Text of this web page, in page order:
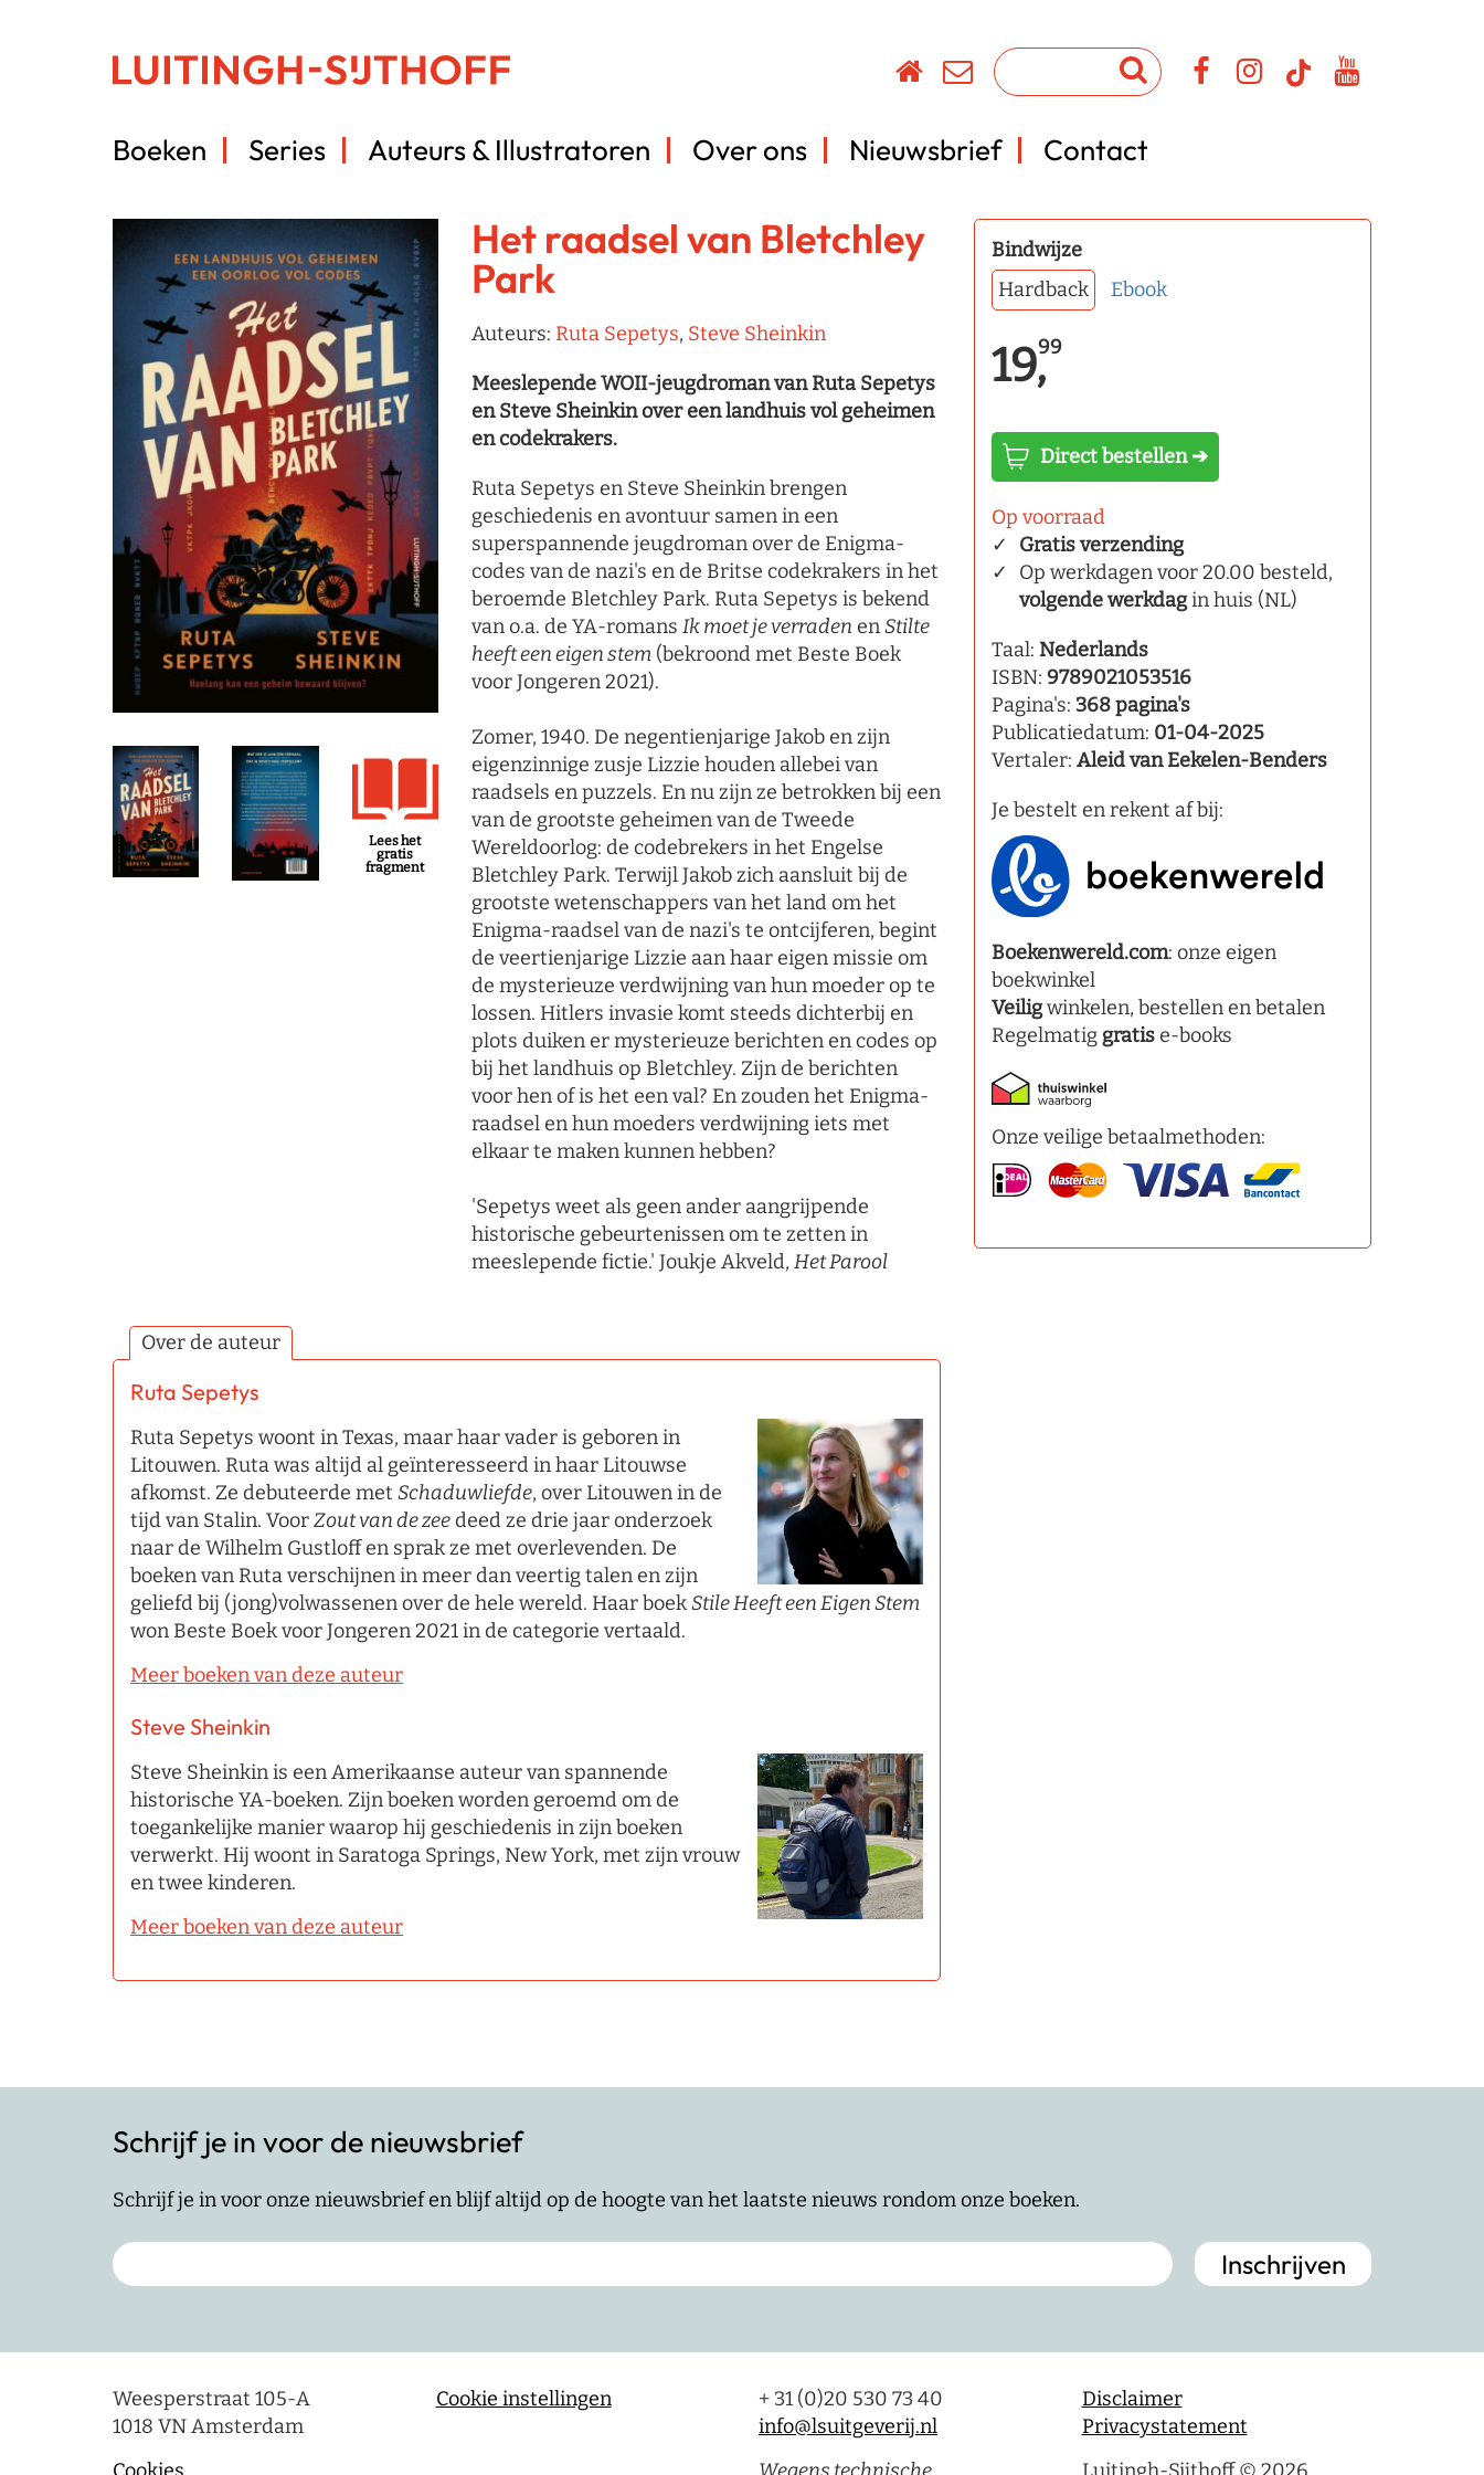
Boeken Series Auteurs & Illustratoren Over ons Nieuwsbrief Contact
Lees het
gratis
fragment
Het raadsel van Bletchley
Park
Auteurs: Ruta Sepetys, Steve Sheinkin
Meeslepende WOII-jeugdroman van Ruta Sepetys
en Steve Sheinkin over een landhuis vol geheimen
en codekrakers.
Ruta Sepetys en Steve Sheinkin brengen
geschiedenis en avontuur samen in een
superspannende jeugdroman over de Enigma-
codes van de nazi's en de Britse codekrakers in het
beroemde Bletchley Park. Ruta Sepetys is bekend
van o.a. de YA-romans Ik moet je verraden enStilte
heeft een eigen stem (bekroond met Beste Boek
voor Jongeren 2021).
Zomer, 1940. De negentienjarige Jakob en zijn
eigenzinnige zusje Lizzie houden allebei van
raadsels en puzzels. En nu zijn ze betrokken bij een
van de grootste geheimen van de Tweede
Wereldoorlog: de codebrekers in het Engelse
Bletchley Park. Terwijl Jakob zich aansluit bij de
grootste wetenschappers van het land om het
Enigma-raadsel van de nazi's te ontcijferen, begint
de veertienjarige Lizzie aan haar eigen missie om
de mysterieuze verdwijning van hun moeder op te
lossen. Hitlers invasie komt steeds dichterbij en
plots duiken er mysterieuze berichten en codes op
bij het landhuis op Bletchley. Zijn de berichten
voor hen of is het een val? En zouden het Enigma-
raadsel en hun moeders verdwijning iets met
elkaar te maken kunnen hebben?
'Sepetys weet als geen ander aangrijpende
historische gebeurtenissen om te zetten in
meeslepende fictie.' Joukje Akveld, Het Parool
Over de auteur
Ruta Sepetys
Ruta Sepetys woont in Texas, maar haar vader is geboren in
Litouwen. Ruta was altijd al geïnteresseerd in haar Litouwse
afkomst. Ze debuteerde met Schaduwliefde, over Litouwen in de
tijd van Stalin. VoorZout van dezeedeed ze drie jaar onderzoek
naar de Wilhelm Gustloff en sprak ze met overlevenden. De
boeken van Ruta verschijnen in meer dan veertig talen en zijn
geliefd bij (jong)volwassenen over de hele wereld. Haar boekStile Heeft een Eigen Stem
won Beste Boek voor Jongeren 2021 in de categorie vertaald.
Meer boeken van deze auteur
Steve Sheinkin
Steve Sheinkin is een Amerikaanse auteur van spannende
historische YA-boeken. Zijn boeken worden geroemd om de
toegankelijke manier waarop hij geschiedenis in zijn boeken
verwerkt. Hij woont in Saratoga Springs, New York, met zijn vrouw
en twee kinderen.
Meer boeken van deze auteur
Bindwijze
Hardback
Ebook
19,99
Direct bestellen ➔
Op voorraad
Gratis verzending
Op werkdagen voor 20.00 besteld,
volgende werkdagin huis (NL)
Taal: Nederlands
ISBN: 9789021053516
Pagina's: 368 pagina's
Publicatiedatum: 01-04-2025
Vertaler: Aleid van Eekelen-Benders
Je bestelt en rekent af bij:
Boekenwereld.com: onze eigen
boekwinkel
Veiligwinkelen, bestellen en betalen
Regelmatig gratise-books
Onze veilige betaalmethoden:
Schrijf je in voor de nieuwsbrief
Schrijf je in voor onze nieuwsbrief en blijf altijd op de hoogte van het laatste nieuws rondom onze boeken.
Weesperstraat 105-A
1018 VN Amsterdam
Cookie instellingen
+ 31 (0)20 530 73 40
info@lsuitgeverij.nl
Disclaimer
Privacystatement